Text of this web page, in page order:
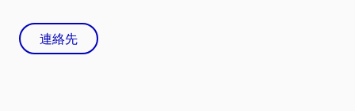
連絡先